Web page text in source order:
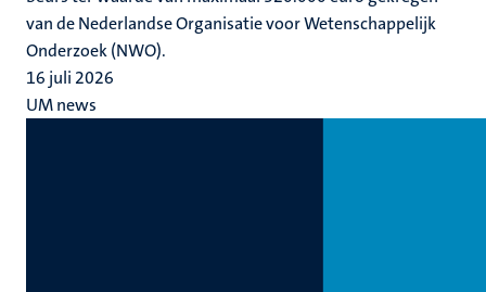
van de Nederlandse Organisatie voor Wetenschappelijk
Onderzoek (NWO).
16 juli 2026
UM news